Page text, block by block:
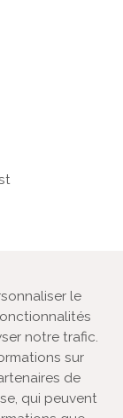
le
notre trafic.
sur
de
qui peuvent